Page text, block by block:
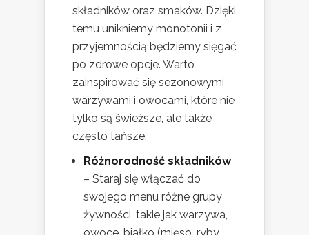
składników oraz smaków. Dzięki
temu unikniemy monotonii i z
przyjemnością będziemy sięgać
po zdrowe opcje. Warto
zainspirować się sezonowymi
warzywami i owocami, które nie
tylko są świeższe, ale także
często tańsze.
Różnorodność składników
– Staraj się włączać do
swojego menu różne grupy
żywności, takie jak warzywa,